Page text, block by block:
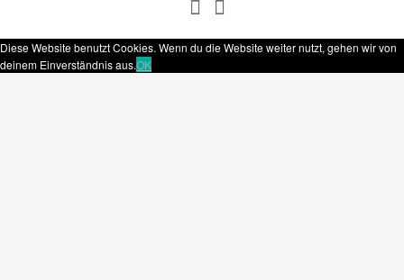
Diese Website benutzt Cookies. Wenn du die Website weiter nutzt, gehen wir von
deinem Einverständnis aus.OK